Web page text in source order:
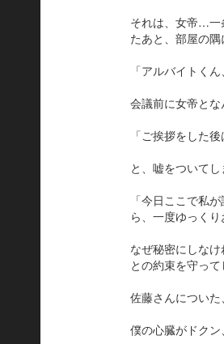
それは、女帝…一
たあと、部屋の
「アルバイトく
会議前に女帝とな
「ご挨拶をした
と、嘘をついてし
「今日ここで私
ら、一度ゆっくり
なぜ秘密にしな
との約束を守って
佐藤さんについた
僕の心臓がドクン